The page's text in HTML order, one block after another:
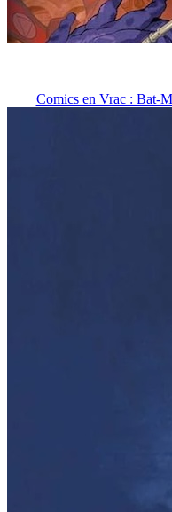
Comics en Vrac : Bat-